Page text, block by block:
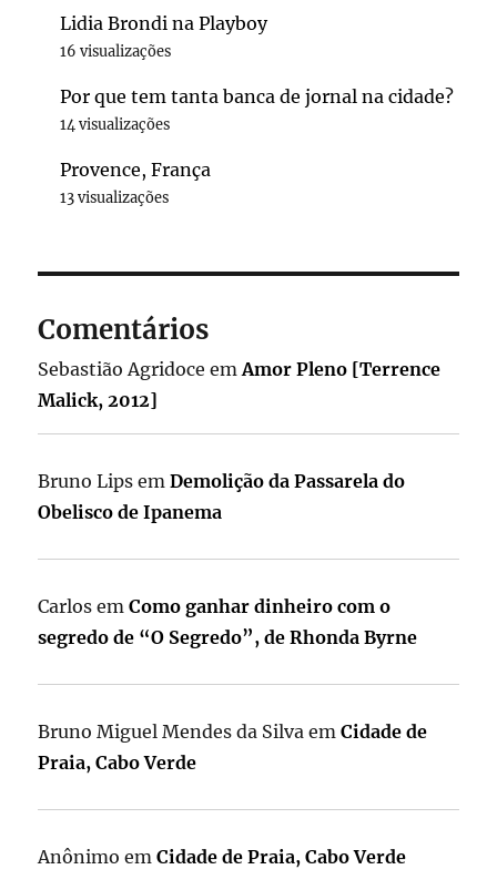
Lidia Brondi na Playboy
16 visualizações
Por que tem tanta banca de jornal na cidade?
14 visualizações
Provence, França
13 visualizações
Comentários
Sebastião Agridoce emAmor Pleno [Terrence
Malick, 2012]
Bruno Lips emDemolição da Passarela do
Obelisco de Ipanema
Carlos emComo ganhar dinheiro com o
segredo de “O Segredo”, de Rhonda Byrne
Bruno Miguel Mendes da Silva emCidade de
Praia, Cabo Verde
Anônimo emCidade de Praia, Cabo Verde